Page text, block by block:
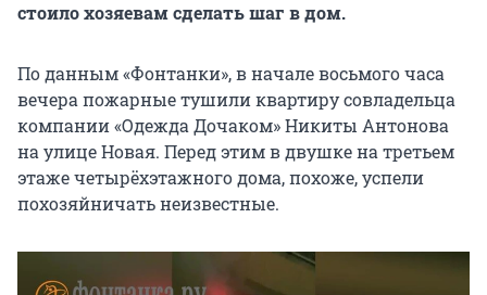
стоило хозяевам сделать шаг в дом.
По данным «Фонтанки», в начале восьмого часа
вечера пожарные тушили квартиру совладельца
компании «Одежда Дочаком» Никиты Антонова
на улице Новая. Перед этим в двушке на третьем
этаже четырёхэтажного дома, похоже, успели
похозяйничать неизвестные.